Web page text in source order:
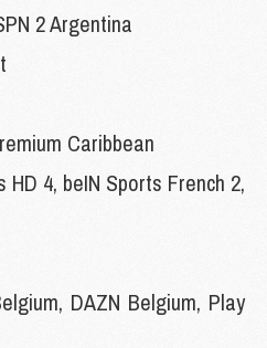
2 Argentina
Caribbean
HD 4, beIN Sports French 2,
DAZN Belgium, Play